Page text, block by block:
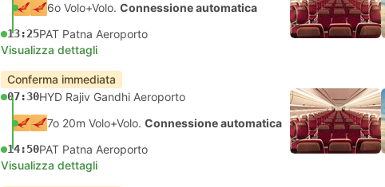
6o Volo+Volo. Connessione automatica
13:25PAT Patna Aeroporto
Visualizza dettagli
Conferma immediata
07:30HYD Rajiv Gandhi Aeroporto
7o 20m Volo+Volo. Connessione automatica
14:50PAT Patna Aeroporto
Visualizza dettagli